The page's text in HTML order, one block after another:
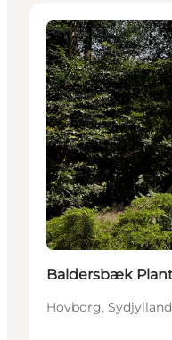
Attraktioner
Baldersbæk
Hovborg, Sydjylland